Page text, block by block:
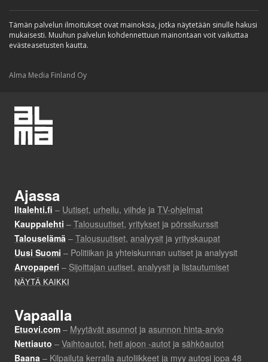
Tämän palvelun ilmoitukset ovat mainoksia, jotka näytetään sinulle hakusi
mukaisesti. Muuhun palvelun kohdennettuun mainontaan voit vaikuttaa
evästeasetusten kautta.
Alma Media Finland Oy